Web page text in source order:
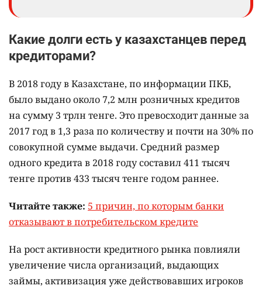
Какие долги есть у казахстанцев перед
кредиторами?
В 2018 году в Казахстане, по информации ПКБ,
было выдано около 7,2 млн розничных кредитов
на сумму 3 трлн тенге. Это превосходит данные за
2017 год в 1,3 раза по количеству и почти на 30% по
совокупной сумме выдачи. Средний размер
одного кредита в 2018 году составил 411 тысяч
тенге против 433 тысяч тенге годом раннее.
Читайте также: 5 причин, по которым банки
отказывают в потребительском кредите
На рост активности кредитного рынка повлияли
увеличение числа организаций, выдающих
займы, активизация уже действовавших игроков